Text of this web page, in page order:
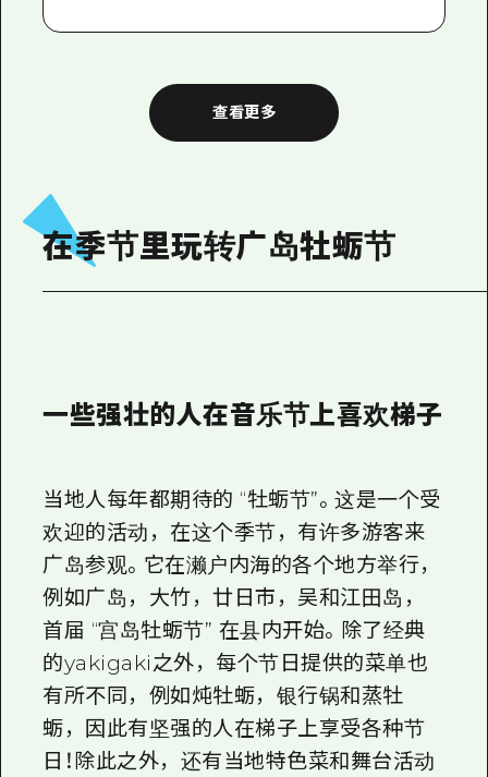
查看更多
在季节里玩转广岛牡蛎节
一些强壮的人在音乐节上喜欢梯子
当地人每年都期待的 “牡蛎节”。这是一个受
欢迎的活动，在这个季节，有许多游客来